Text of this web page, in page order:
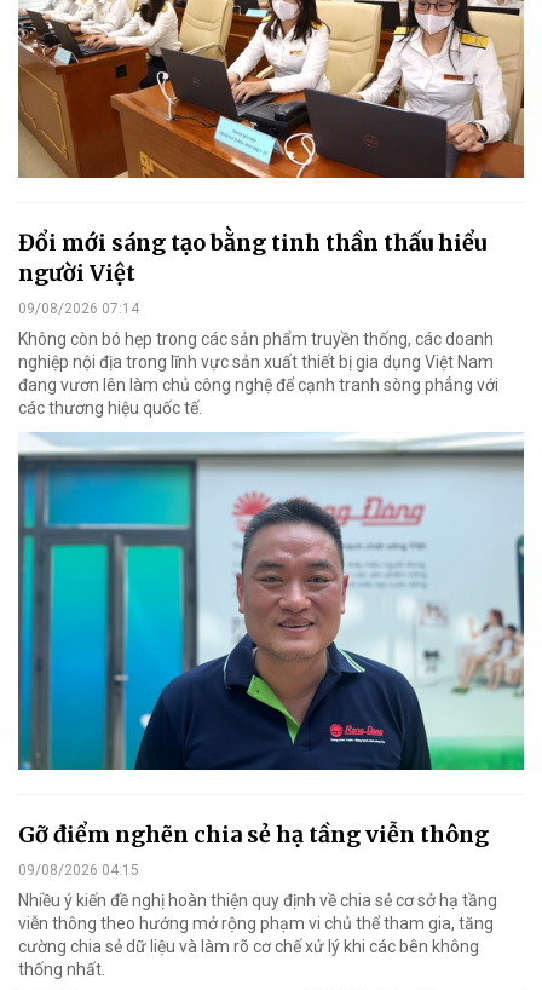
Đổi mới sáng tạo bằng tinh thần thấu hiểu
người Việt
09/08/2026 07:14
Không còn bó hẹp trong các sản phẩm truyền thống, các doanh
nghiệp nội địa trong lĩnh vực sản xuất thiết bị gia dụng Việt Nam
đang vươn lên làm chủ công nghệ để cạnh tranh sòng phẳng với
các thương hiệu quốc tế.
Gỡ điểm nghẽn chia sẻ hạ tầng viễn thông
09/08/2026 04:15
Nhiều ý kiến đề nghị hoàn thiện quy định về chia sẻ cơ sở hạ tầng
viễn thông theo hướng mở rộng phạm vi chủ thể tham gia, tăng
cường chia sẻ dữ liệu và làm rõ cơ chế xử lý khi các bên không
thống nhất.